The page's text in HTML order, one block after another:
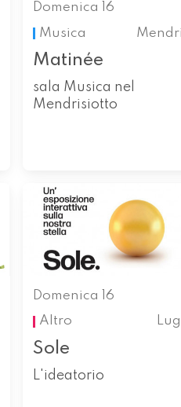
Domenica 16
Musica
Matinée
sala Musica nel
Mendrisiotto
Domenica 16
Altro
Sole
L'ideatorio